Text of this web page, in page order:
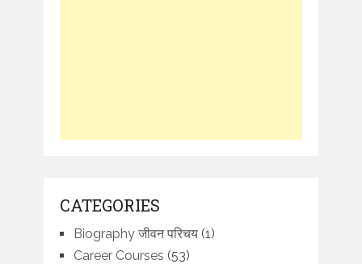
CATEGORIES
Biography जीवन परिचय(1)
Career Courses (53)